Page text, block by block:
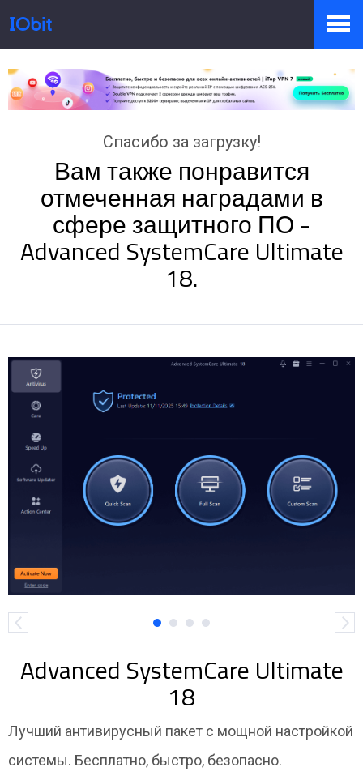
Продукты
Пресс-комната
Партнер
Спасибо за загрузку!
Вам также понравится
отмеченная наградами в
сфере защитного ПО -
Advanced SystemCare Ultimate
18.
Advanced SystemCare Ultimate
18
Лучший антивирусный пакет с мощной настройкой
системы. Бесплатно, быстро, безопасно.